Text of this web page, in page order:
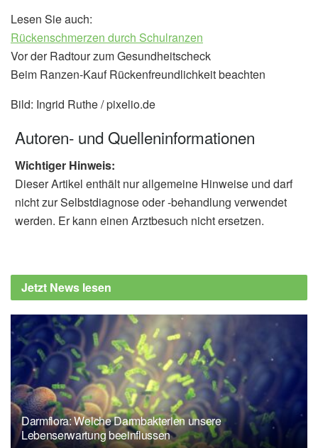
Lesen Sie auch:
Rückenschmerzen durch Schulranzen
Vor der Radtour zum Gesundheitscheck
Beim Ranzen-Kauf Rückenfreundlichkeit beachten
Bild: Ingrid Ruthe / pixelio.de
Autoren- und Quelleninformationen
Wichtiger Hinweis:
Dieser Artikel enthält nur allgemeine Hinweise und darf
nicht zur Selbstdiagnose oder -behandlung verwendet
werden. Er kann einen Arztbesuch nicht ersetzen.
Jetzt News lesen
Darmflora: Welche Darmbakterien unsere
Lebenserwartung beeinflussen